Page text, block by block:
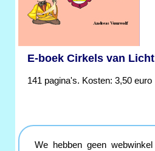
E-boek Cirkels van
141 pagina's. Kosten: 3,50 euro
We hebben geen